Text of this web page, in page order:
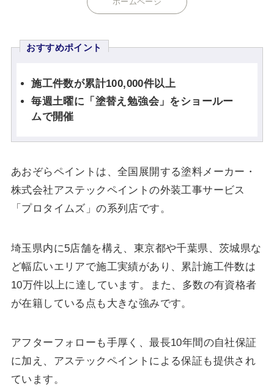
おすすめポイント
施工件数が累計100,000件以上
毎週土曜に「塗替え勉強会」をショールー
ムで開催
あおぞらペイントは、全国展開する塗料メーカー・
株式会社アステックペイントの外装工事サービス
「プロタイムズ」の系列店です。
埼玉県内に5店舗を構え、東京都や千葉県、茨城県な
ど幅広いエリアで施工実績があり、累計施工件数は
10万件以上に達しています。また、多数の有資格者
が在籍している点も大きな強みです。
アフターフォローも手厚く、最長10年間の自社保証
に加え、アステックペイントによる保証も提供され
ています。